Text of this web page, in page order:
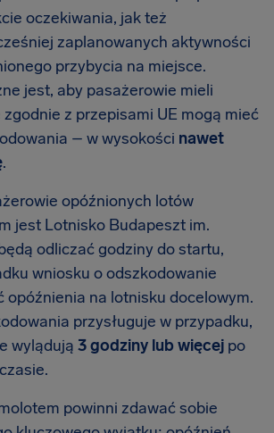
oczekiwania, jak też
zaplanowanych aktywności
przybycia na miejsce.
jest, aby pasażerowie mieli
z przepisami UE mogą mieć
– w wysokości nawet
.
opóźnionych lotów
jest Lotnisko Budapeszt im.
odliczać godziny do startu,
wniosku o odszkodowanie
opóźnienia na lotnisku docelowym.
przysługuje w przypadku,
wylądują 3 godziny lub więcej po
powinni zdawać sobie